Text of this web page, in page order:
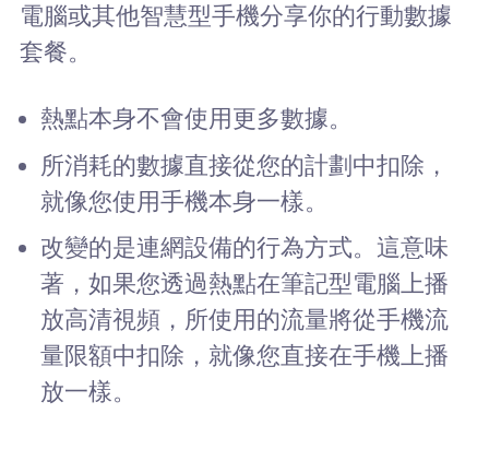
電腦或其他智慧型手機分享你的行動數據
套餐。
熱點本身不會使用更多數據。
所消耗的數據直接從您的計劃中扣除，
就像您使用手機本身一樣。
改變的是連網設備的行為方式。這意味
著，如果您透過熱點在筆記型電腦上播
放高清視頻，所使用的流量將從手機流
量限額中扣除，就像您直接在手機上播
放一樣。